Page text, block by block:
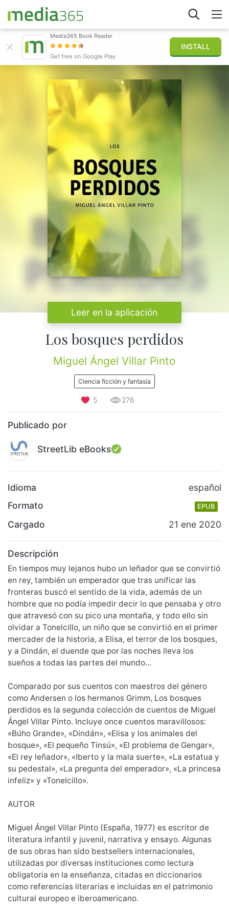
Iniciar sesión
Publicar
Media365 Book Reader
Get free on Google Play
INSTALL
Leer en la aplicación
Los bosques perdidos
Miguel Ángel Villar Pinto
Ciencia ficción y fantasía
5 276
Publicado por
StreetLib eBooks
Idioma
español
Formato
EPUB
Cargado 21 ene 2020
Descripción
En tiempos muy lejanos hubo un leñador que se convirtió
en rey, también un emperador que tras unificar las
fronteras buscó el sentido de la vida, además de un
hombre que no podía impedir decir lo que pensaba y otro
que atravesó con su pico una montaña, y todo ello sin
olvidar a Tonelcillo, un niño que se convirtió en el primer
mercader de la historia, a Elisa, el terror de los bosques,
y a Dindán, el duende que por las noches lleva los
sueños a todas las partes del mundo...
Comparado por sus cuentos con maestros del género
como Andersen o los hermanos Grimm, Los bosques
perdidos es la segunda colección de cuentos de Miguel
Ángel Villar Pinto. Incluye once cuentos maravillosos:
«Búho Grande», «Dindán», «Elisa y los animales del
bosque», «El pequeño Tinsú», «El problema de Gengar»,
«El rey leñador», «Iberto y la mala suerte», «La estatua y
su pedestal», «La pregunta del emperador», «La princesa
infeliz» y «Tonelcillo».
AUTOR
Miguel Ángel Villar Pinto (España, 1977) es escritor de
literatura infantil y juvenil, narrativa y ensayo. Algunas
de sus obras han sido bestsellers internacionales,
utilizadas por diversas instituciones como lectura
obligatoria en la enseñanza, citadas en diccionarios
como referencias literarias e incluidas en el patrimonio
cultural europeo e iberoamericano.